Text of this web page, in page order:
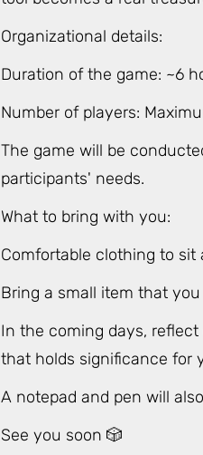
Organizational details:
Duration of the game: ~6
Number of players:
The game will be
participants' needs.
What to bring with you:
Comfortable clothing to
Bring a small item that
In the coming days,
that holds significance for
A notepad and pen will
See you soon 🎲